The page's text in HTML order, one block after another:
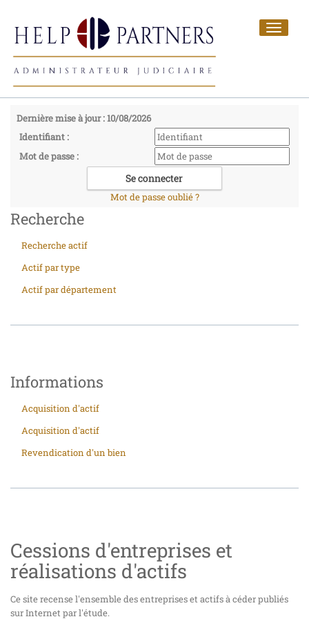
Toggle
Dernière mise à jour : 10/08/2026
Identifiant :
Mot de passe :
Mot de passe oublié ?
Recherche
Recherche actif
Actif par type
Actif par département
Informations
Acquisition d'actif
Acquisition d'actif
Revendication d'un bien
Cessions d'entreprises et
réalisations d'actifs
Ce site recense l'ensemble des entreprises et actifs à céder publiés
sur Internet par l'étude.